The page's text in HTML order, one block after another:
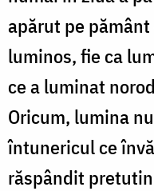
apărut pe
luminos, fie ca
ce a luminat
Oricum, lumina
întunericul ce
răspândit